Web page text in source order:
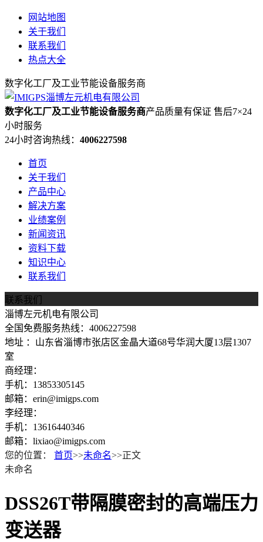
网站地图
关于我们
联系我们
热点大全
数字化工厂及工业节能设备服务商
数字化工厂及工业节能设备服务商产品质量有保证 售后7×24
小时服务
24小时咨询热线： 4006227598
首页
关于我们
产品中心
解决方案
业绩案例
新闻资讯
资料下载
知识中心
联系我们
联系我们
淄博左元机电有限公司
全国免费服务热线：4006227598
地址 ：山东省淄博市张店区金晶大道68号华润大厦13层1307
室
商经理：
手机：13853305145
邮箱：erin@imigps.com
李经理：
手机：13616440346
邮箱：lixiao@imigps.com
您的位置：
首页>>未命名>>正文
未命名
DSS26T带隔膜密封的高端压力
变送器